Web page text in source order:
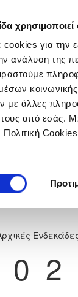
cookies για την
ανάλυση της
με άλλες
από εσάς.
Πολιτική
Ομάδες
0 2